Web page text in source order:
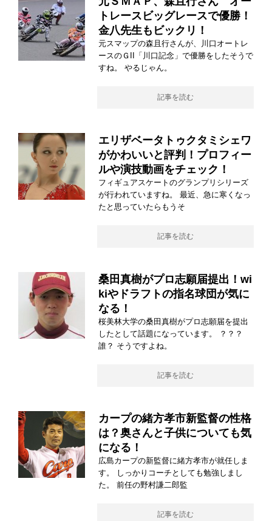
トレースビッグレースで優勝！
金八先生もビックリ！
元スマップの森且行さんが、川口オートレ
ースのＧII「川口記念」で優勝をしたそうで
すね。 やるじゃん。
記事を読む
エリザベータトゥクタミシェワ
がかわいいと評判！プロフィー
ルや演技動画をチェック！
フィギュアスケートのグランプリシリーズ
が行われていますね。 最近、急に寒くなっ
たと思っていたらもうそ
記事を読む
桑田真樹がプロ志願届提出！wi
kiやドラフトの指名球団が気に
なる！
桜美林大学の桑田真樹がプロ志願届を提出
したとして話題になっています。 ？？？
誰？ そうですよね。
記事を読む
カープの緒方孝市新監督の性格
は？奥さんと子供についても気
になる！
広島カープの新監督に緒方孝市が就任しま
す。 しっかりコーチとしても勉強しまし
た。 前任の野村謙二郎監
記事を読む